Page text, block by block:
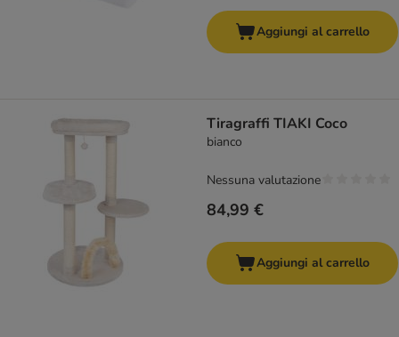
Aggiungi al carrello
Tiragraffi TIAKI Coco
bianco
84,99 €
Nessuna valutazione
Aggiungi al carrello